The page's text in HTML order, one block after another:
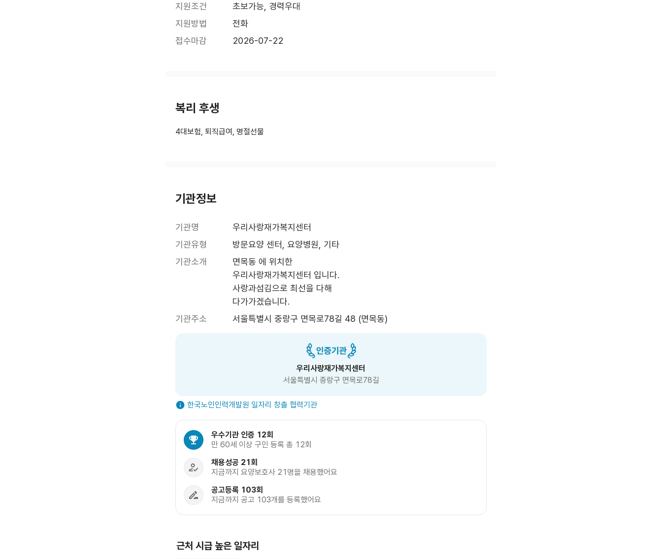
지원조건
초보가능, 경력우대
지원방법
전화
접수마감
2026-07-22
복리 후생
4대보험, 퇴직급여, 명절선물
기관정보
기관명
우리사랑재가복지센터
기관유형
방문요양 센터, 요양병원, 기타
기관소개
면목동 에 위치한
우리사랑재가복지센터 입니다.
사랑과섬김으로 최선을 다해
다가가겠습니다.
기관주소
서울특별시 중랑구 면목로78길 48 (면목동)
우리사랑재가복지센터
서울특별시 중랑구 면목로78길
한국노인인력개발원 일자리 창출 협력기관
우수기관 인증 12회
만 60세 이상 구인 등록 총 12회
채용성공 21회
지금까지 요양보호사 21명을 채용했어요
공고등록 103회
지금까지 공고 103개를 등록했어요
근처 시급 높은 일자리